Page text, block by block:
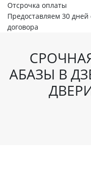
Отсрочка оплаты
Предоставляем 30
договора
АБАЗЫ В